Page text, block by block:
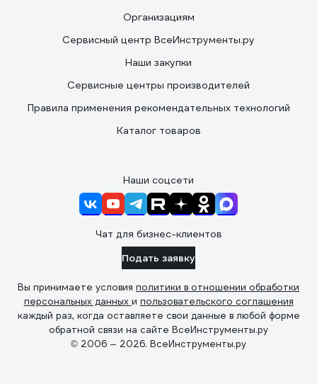
Организациям
Сервисный центр ВсеИнструменты.ру
Наши закупки
Сервисные центры производителей
Правила применения рекомендательных технологий
Каталог товаров
Наши соцсети
Чат для бизнес-клиентов
Подать заявку
Вы принимаете условия политики в отношении обработки
персональных данных и пользовательского соглашения
каждый раз, когда оставляете свои данные в любой форме
обратной связи на сайте ВсеИнструменты.ру
© 2006 — 2026. ВсеИнструменты.ру